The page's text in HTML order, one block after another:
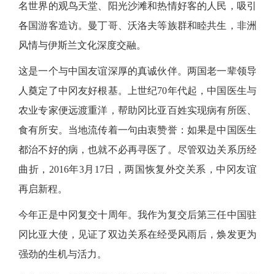
名世界的观鸟天堂、阳光沙滩和热情好客的人民，吸引
各国游客造访。曼丁哥、沃洛夫等族群和睦共生，非洲
风情与伊斯兰文化深度交融。
这是一个与中国友谊深厚的真诚伙伴。两国老一辈领导
人奠定了中冈友好根基。上世纪70年代起，中国医生与
农业专家便远渡重洋，帮助冈比亚百姓实现病有所医、
食有所安。当地流传着一句由衷赞誉：如果是中国医生
都治不好的病，也就不必再寻医了。尽管双边关系历经
曲折，2016年3月17日，两国恢复外交关系，中冈友谊
再启新程。
今年正是中冈复交十周年。我作为复交后第三任中国驻
冈比亚大使，见证了双边关系在经受风雨后，焕发更为
强劲的生机与活力。